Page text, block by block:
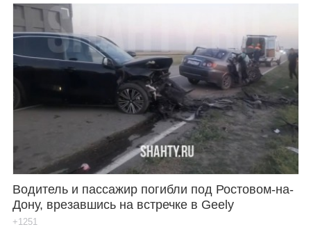
Водитель и пассажир погибли под Ростовом-на-
Дону, врезавшись на встречке в Geely
+1251